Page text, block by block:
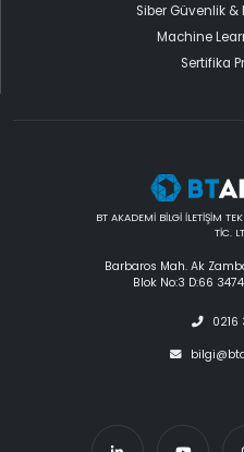
Siber Güvenlik &
Machine
Sertifika
BT AKADEMİ BİLGİ İLETİŞİM
TİC.
Barbaros Mah. Ak
Blok No:3 D:66
0216